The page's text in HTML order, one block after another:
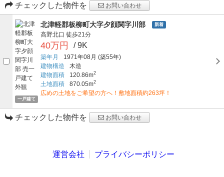
チェックした物件を
お問い合わせ
一戸建て
北津軽郡板柳町大字夕顔関字川部 新着
高野北口 徒歩21分
40万円 / 9K
築年月 1971年08月 (築55年)
建物構造
木造
建物面積
120.86m2
土地面積 870.05m2
広めの土地をご希望の方へ！敷地面積約263坪！
チェックした物件を お問い合わせ
運営会社 プライバシーポリシー